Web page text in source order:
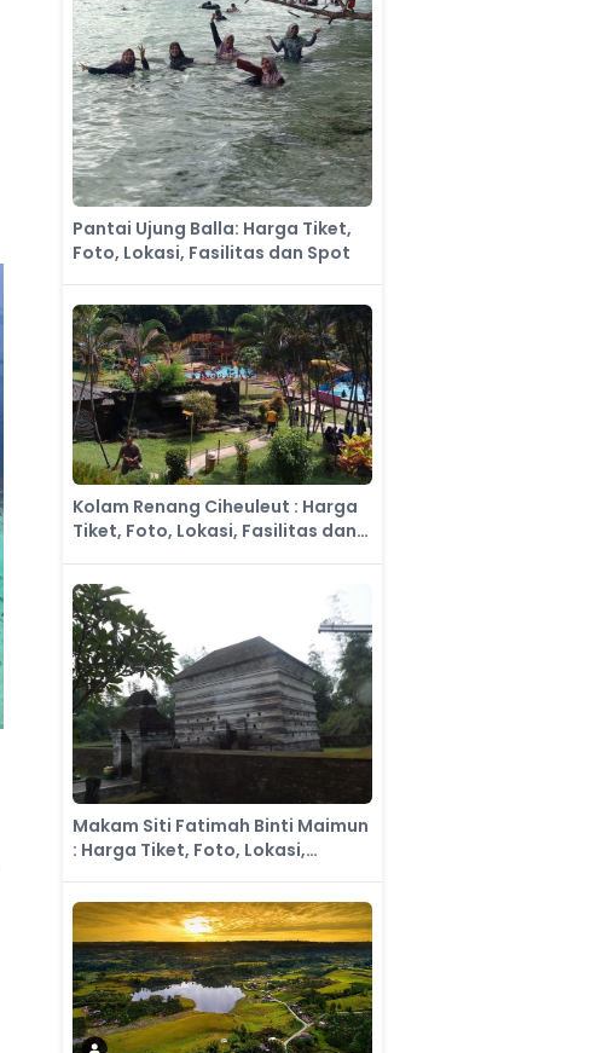
Pantai Ujung Balla: Harga Tiket,
Foto, Lokasi, Fasilitas dan Spot
Kolam Renang Ciheuleut : Harga
Tiket, Foto, Lokasi, Fasilitas dan
Makam Siti Fatimah Binti Maimun
: Harga Tiket, Foto, Lokasi,